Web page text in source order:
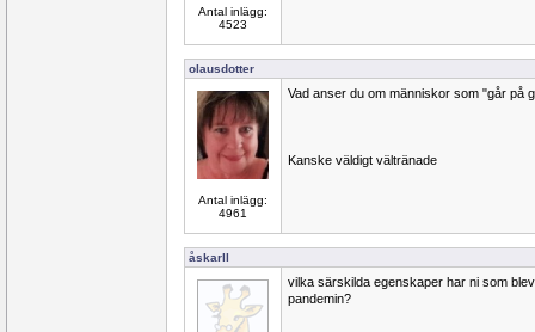
Antal inlägg:
4523
olausdotter
Antal inlägg:
4961
Vad anser du om människor som "går på
Kanske väldigt vältränade
åskarll
vilka särskilda egenskaper har ni som
pandemin?